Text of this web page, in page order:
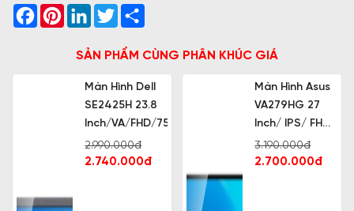
Facebook
PinterestLinkedInTwitter
SẢN PHẨM CÙNG PHÂN KHÚC GIÁ
Màn Hình Dell
SE2425H 23.8
Inch/VA/FHD/75Hz/5ms
2.990.000đ
2.740.000đ
Màn Hình Asus
VA279HG 27
Inch/ IPS/ FHD/
120Hz/ 1ms
3.190.000đ
2.700.000đ